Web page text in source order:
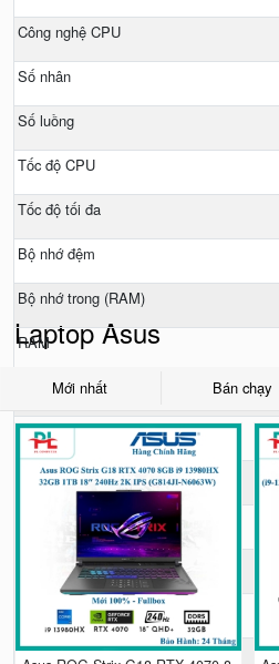
Công nghệ CPU
Số nhân
Số luồng
Tốc độ CPU
Tốc độ tối đa
Bộ nhớ đệm
Bộ nhớ trong (RAM)
RAM
Loại RAM
Tốc độ Bus RAM
Số khe cắm
Hỗ trợ RAM tối đa
Dung lượng
Tốc độ vòng quay
Laptop Asus
Mới nhất Bán chạy